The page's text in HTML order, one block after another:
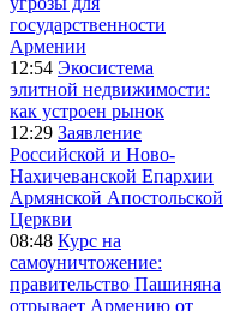
государственности
Армении
12:54 Экосистема
элитной недвижимости:
как устроен рынок
12:29 Заявление
Российской и Ново-
Нахичеванской Епархии
Армянской Апостольской
Церкви
08:48 Курс на
самоуничтожение:
правительство Пашиняна
отрывает Армению от